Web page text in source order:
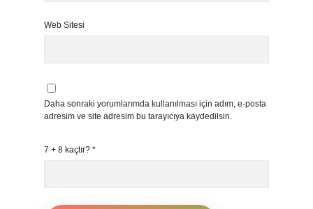
Web Sitesi
Daha sonraki yorumlarımda kullanılması için adım, e-posta
adresim ve site adresim bu tarayıcıya kaydedilsin.
7 + 8 kaçtır? *